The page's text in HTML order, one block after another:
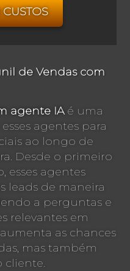
de Vendas com
agente IAé uma
agentes para
ao longo de
Desde o primeiro
esses agentes
leads de maneira
a perguntas e
relevantes em
as chances
mas também
cliente.